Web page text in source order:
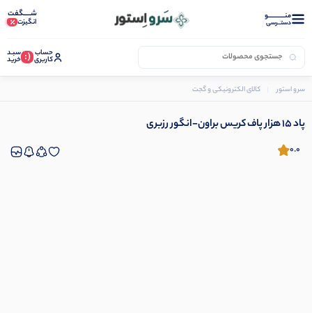
منــــــــــــو
دستــرسی
شـــــگفت
انگیزت
حساب
کاربری (: سبـد
خرید
سرو استور کالای الکترونیکی و گجت
پاد 15 هزار پاف کریس براون-انگور رزبری
0.0